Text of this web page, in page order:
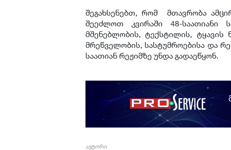
შეგახსენებთ, რომ მთავრობა
შეეძლოთ კვირაში 48-საათიანი
მშენებლობის, ტექსტილის, ტყავის
მრეწველობის, სასტუმროებისა და
საათიან რეჟიმზე უნდა გადაეწყონ.
ავტორი